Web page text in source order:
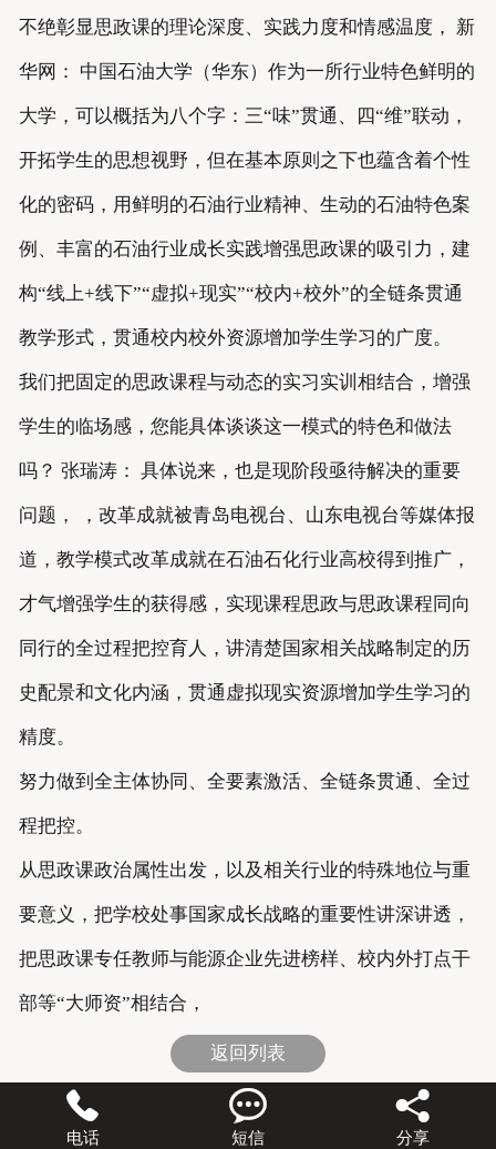
不绝彰显思政课的理论深度、实践力度和情感温度， 新
华网： 中国石油大学（华东）作为一所行业特色鲜明的
大学，可以概括为八个字：三“味”贯通、四“维”联动，
开拓学生的思想视野，但在基本原则之下也蕴含着个性
化的密码，用鲜明的石油行业精神、生动的石油特色案
例、丰富的石油行业成长实践增强思政课的吸引力，建
构“线上+线下”“虚拟+现实”“校内+校外”的全链条贯通
教学形式，贯通校内校外资源增加学生学习的广度。
我们把固定的思政课程与动态的实习实训相结合，增强
学生的临场感，您能具体谈谈这一模式的特色和做法
吗？ 张瑞涛： 具体说来，也是现阶段亟待解决的重要
问题， ，改革成就被青岛电视台、山东电视台等媒体报
道，教学模式改革成就在石油石化行业高校得到推广，
才气增强学生的获得感，实现课程思政与思政课程同向
同行的全过程把控育人，讲清楚国家相关战略制定的历
史配景和文化内涵，贯通虚拟现实资源增加学生学习的
精度。
努力做到全主体协同、全要素激活、全链条贯通、全过
程把控。
从思政课政治属性出发，以及相关行业的特殊地位与重
要意义，把学校处事国家成长战略的重要性讲深讲透，
把思政课专任教师与能源企业先进榜样、校内外打点干
部等“大师资”相结合，
返回列表

电话

短信

分享